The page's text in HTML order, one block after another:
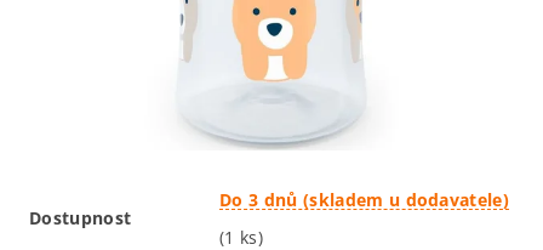
Dostupnost
Do 3 dnů (skladem u dodavatele)
(1 ks)